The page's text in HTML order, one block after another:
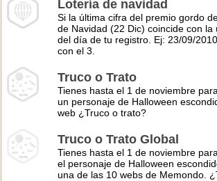
Lotería de navidad
Si la última cifra del premio gordo
de Navidad (22 Dic) coincide con la
del día de tu registro. Ej: 23/09/
con el 3.
Truco o Trato
Tienes hasta el 1 de noviembre
un personaje de Halloween
web ¿Truco o trato?
Truco o Trato Global
Tienes hasta el 1 de noviembre
el personaje de Halloween
una de las 10 webs de Memondo.